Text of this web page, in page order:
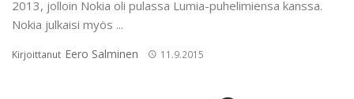
2013, jolloin Nokia oli pulassa Lumia-puhelimiensa kanssa.
Nokia julkaisi myös ...
Kirjoittanut Eero Salminen 11.9.2015